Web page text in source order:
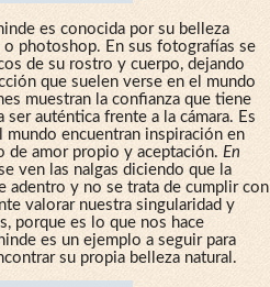
es conocida por su belleza
photoshop. En sus fotografías se
de su rostro y cuerpo, dejando
que suelen verse en el mundo
muestran la confianza que tiene
ser auténtica frente a la cámara. Es
encuentran inspiración en
de amor propio y aceptación. En
ven las nalgas diciendo que la
adentro y no se trata de cumplir con
valorar nuestra singularidad y
porque es lo que nos hace
es un ejemplo a seguir para
su propia belleza natural.